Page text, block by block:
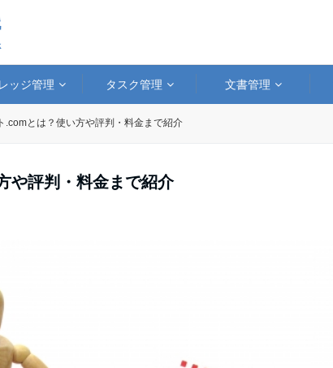
ッジ管理 タスク管理 文書管理
.comとは？使い方や評判・料金まで紹介
や評判・料金まで紹介